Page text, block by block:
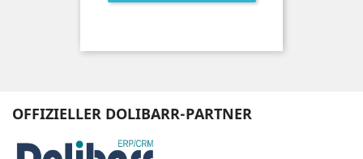
OFFIZIELLER DOLIBARR-PARTNER